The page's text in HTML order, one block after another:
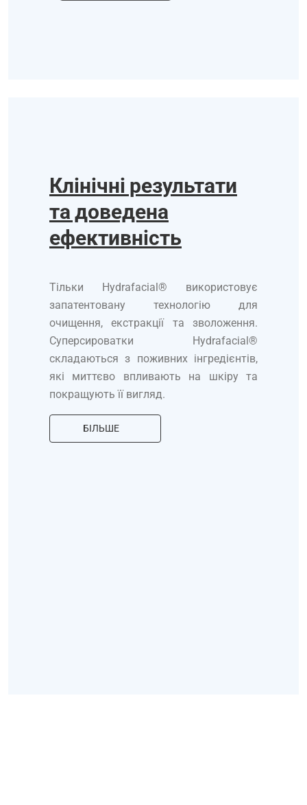
Клінічні результати
та доведена
ефективність
Тільки Hydrafacial® використовує
запатентовану технологію для
очищення, екстракції та зволоження.
Суперсироватки Hydrafacial®
складаються з поживних інгредієнтів,
які миттєво впливають на шкіру та
покращують її вигляд.
БІЛЬШЕ